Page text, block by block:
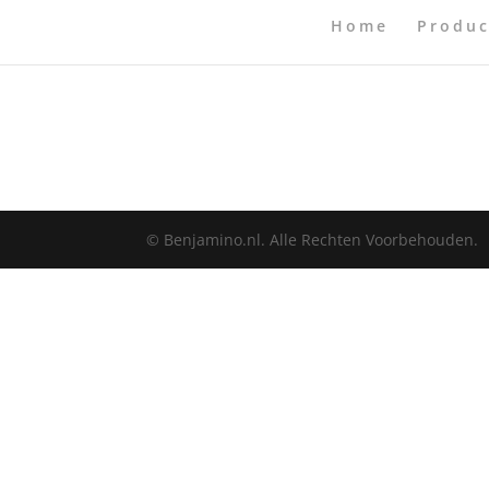
Home
© Benjamino.nl. Alle Rechten Voorbehouden.